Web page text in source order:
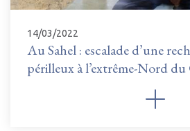
14/03/2022
Au Sahel : escalade d’une
périlleux à l’extrême-Nord